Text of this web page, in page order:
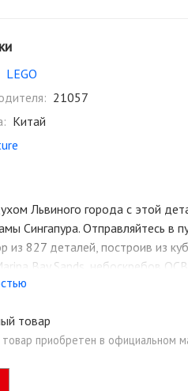
LEGO
21057
Китай
Львиного города с этой
Сингапура. Отправляйтесь в
из 827 деталей, построив из
Bay Sands, небоскребов
продуктового рынка Лау Па
старые здания на набережной и
потрясающее украшение
товар
товар приобретен в официальном